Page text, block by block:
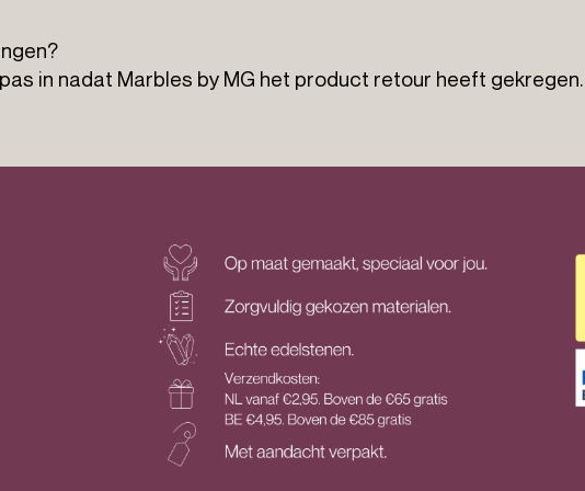
in nadat Marbles by MG het product retour heeft